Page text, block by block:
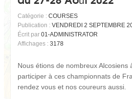
Catégorie : COURSES
Publication : VENDREDI 2 SEPTEMBRE
Écrit par 01-ADMINISTRATOR
Affichages : 3178
Nous étions de nombreux Alcosiens
participer à ces championnats de
rendez vous et nos coureurs aussi.